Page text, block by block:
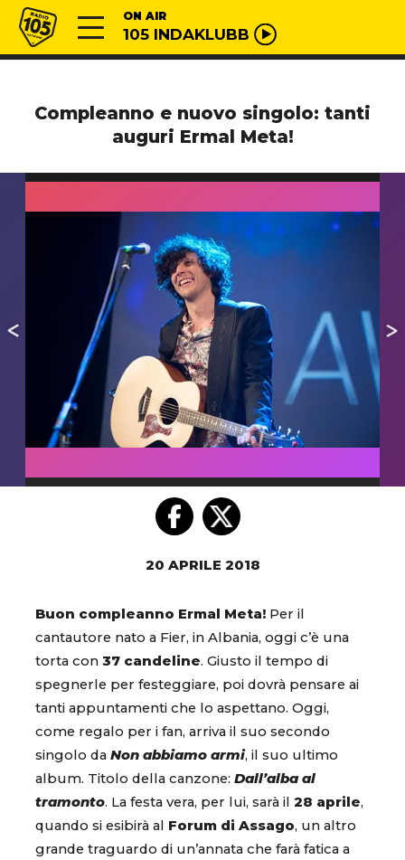
Vai al contenuto
Radio 105 ON AIR
105 INDAKLUBB
Compleanno e nuovo singolo: tanti
auguri Ermal Meta!
20 APRILE 2018
Buon compleanno Ermal Meta! Per il
cantautore nato a Fier, in Albania, oggi c’è una
torta con 37 candeline. Giusto il tempo di
spegnerle per festeggiare, poi dovrà pensare ai
tanti appuntamenti che lo aspettano. Oggi,
come regalo per i fan, arriva il suo secondo
singolo da Non abbiamo armi, il suo ultimo
album. Titolo della canzone: Dall’alba al
tramonto. La festa vera, per lui, sarà il 28 aprile,
quando si esibirà al Forum di Assago, un altro
grande traguardo di un’annata che farà fatica a